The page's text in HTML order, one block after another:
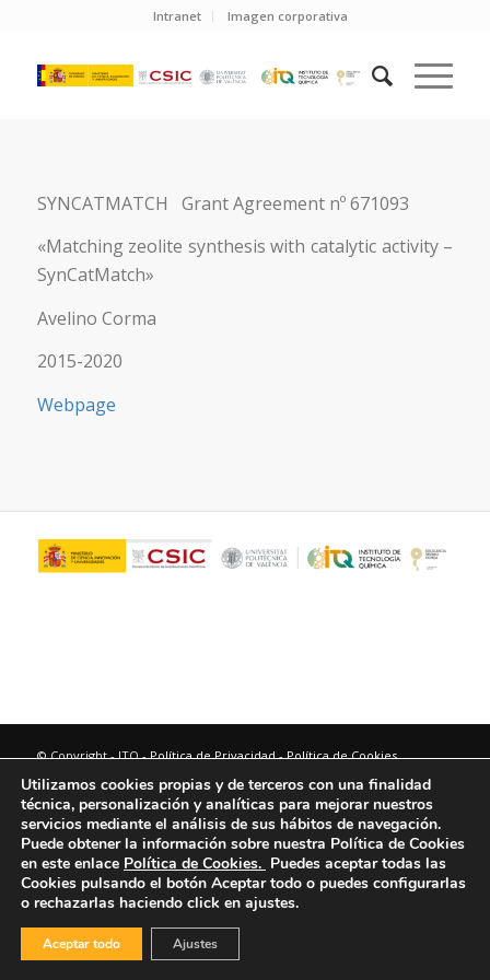
Intranet Imagen corporativa
SYNCATMATCH Grant Agreement nº 671093
«Matching zeolite synthesis with catalytic activity –
SynCatMatch»
Avelino Corma
2015-2020
Webpage
© Copyright - ITQ -Política de Privacidad-Política de Cookies
Utilizamos cookies propias y de terceros con una finalidad
técnica, personalización y analíticas para mejorar nuestros
servicios mediante el análisis de sus hábitos de navegación.
Puede obtener la información sobre nuestra Política de Cookies
en este enlace Política de Cookies. Puedes aceptar todas las
Cookies pulsando el botón Aceptar todo o puedes configurarlas
o rechazarlas haciendo click en ajustes.
Aceptar todo Ajustes